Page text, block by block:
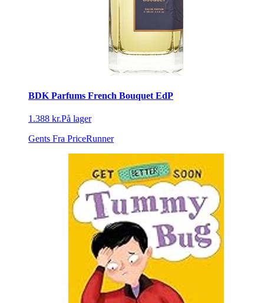
BDK Parfums French Bouquet EdP
1.388 kr.På lager
Gents Fra PriceRunner